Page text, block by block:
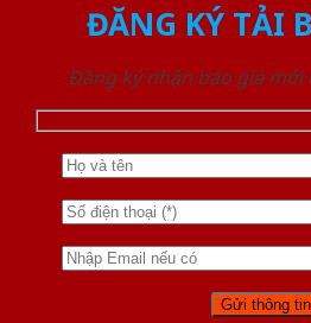
ĐĂNG KÝ TẢI
Đăng ký nhận báo giá